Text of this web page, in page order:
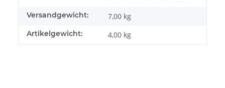
Versandgewicht: 7,00 kg
Artikelgewicht: 4,00 kg